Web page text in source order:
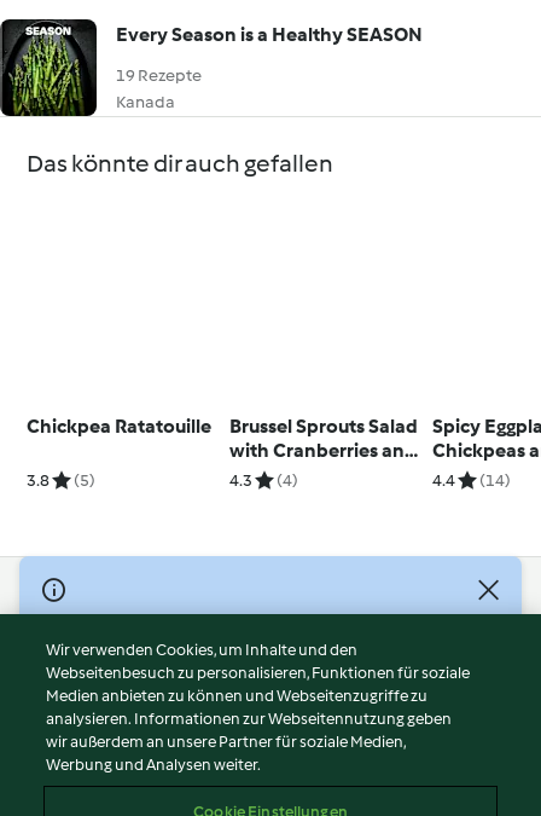
Every Season is a Healthy SEASON
19 Rezepte
Kanada
Das könnte dir auch gefallen
Chickpea Ratatouille
3.8 (5)
Brussel Sprouts Salad
with Cranberries and
Almonds
4.3 (4)
Spicy
Chickpeas
Chicken
4.4 (14)
© Copyright 2026
Nutzungsbedingungen
Datenschutzrichtlinien
Disclaimer
Impressum
Cookies
Wir verwenden Cookies, um Inhalte und den
Webseitenbesuch zu personalisieren, Funktionen für soziale
Medien anbieten zu können und Webseitenzugriffe zu
analysieren. Informationen zur Webseitennutzung geben
wir außerdem an unsere Partner für soziale Medien,
Werbung und Analysen weiter.
Cookie Einstellungen